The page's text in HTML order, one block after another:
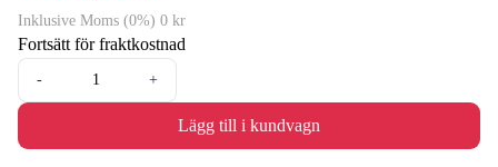
Inklusive Moms (0%) 0 kr
Fortsätt för fraktkostnad
- +
Lägg till i kundvagn